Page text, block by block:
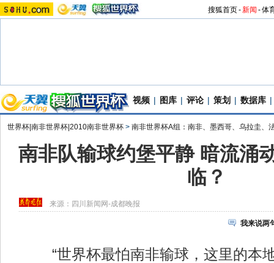
搜狐首页-新闻 -体
视频 | 图库 | 评论 | 策划 | 数据库 |
世界杯|南非世界杯|2010南非世界杯 > 南非世界杯A组：南非、墨西哥、乌拉圭、
南非队输球约堡平静 暗流涌
临？
来源： 四川新闻网-成都晚报
我来说两
“世界杯最怕南非输球，这里的本